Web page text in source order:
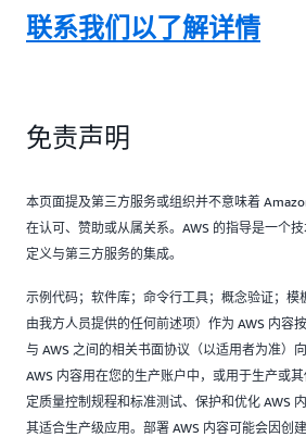
联系我们以了解详情
免责声明
本页面提及第三方服务或组织并不意味着
在认可、赞助或从属关系。AWS 的指导是一个
定义与第三方服务的集成。
示例代码；软件库；命令行工具；概念验证；模
由我方人员提供的任何前述项）作为 AWS 内容
与 AWS 之间的相关书面协议（以适用者为准）
AWS 内容用在您的生产账户中，或用于生产或
定质量控制规程和标准测试、保护和优化 AWS
其适合生产级应用。部署 AWS 内容可能会因创